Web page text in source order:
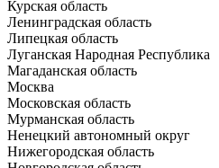
Курская область
Ленинградская область
Липецкая область
Луганская Народная Республика
Магаданская область
Москва
Московская область
Мурманская область
Ненецкий автономный округ
Нижегородская область